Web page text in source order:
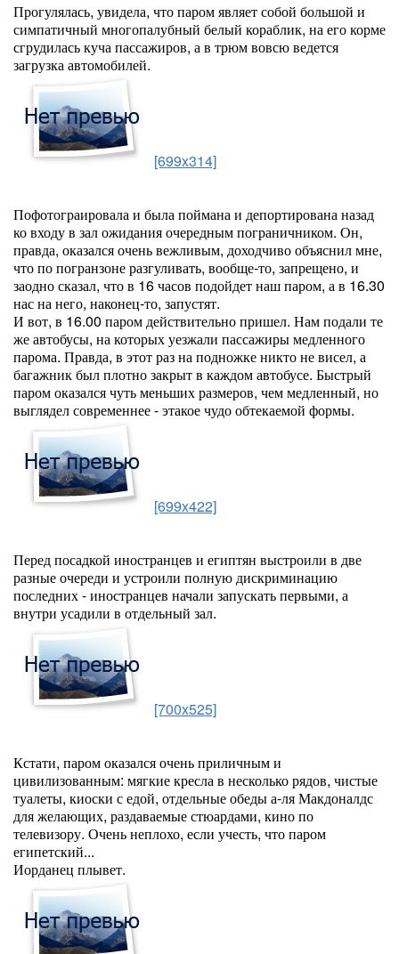
Прогулялась, увидела, что паром являет собой большой и
симпатичный многопалубный белый кораблик, на его корме
сгрудилась куча пассажиров, а в трюм вовсю ведется
загрузка автомобилей.
[699x314]
Пофотограировала и была поймана и депортирована назад
ко входу в зал ожидания очередным пограничником. Он,
правда, оказался очень вежливым, доходчиво объяснил мне,
что по погранзоне разгуливать, вообще-то, запрещено, и
заодно сказал, что в 16 часов подойдет наш паром, а в 16.30
нас на него, наконец-то, запустят.
И вот, в 16.00 паром действительно пришел. Нам подали те
же автобусы, на которых уезжали пассажиры медленного
парома. Правда, в этот раз на подножке никто не висел, а
багажник был плотно закрыт в каждом автобусе. Быстрый
паром оказался чуть меньших размеров, чем медленный, но
выглядел современнее - этакое чудо обтекаемой формы.
[699x422]
Перед посадкой иностранцев и египтян выстроили в две
разные очереди и устроили полную дискриминацию
последних - иностранцев начали запускать первыми, а
внутри усадили в отдельный зал.
[700x525]
Кстати, паром оказался очень приличным и
цивилизованным: мягкие кресла в несколько рядов, чистые
туалеты, киоски с едой, отдельные обеды а-ля Макдоналдс
для желающих, раздаваемые стюардами, кино по
телевизору. Очень неплохо, если учесть, что паром
египетский...
Иорданец плывет.